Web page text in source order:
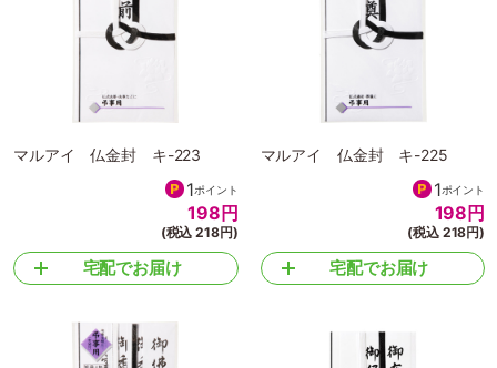
マルアイ 仏金封 キ-223
1ポイント
198 円
(税込 218円)
宅配でお届け
マルアイ 仏金封 キ-225
1ポイント
198 円
(税込 218円)
宅配でお届け